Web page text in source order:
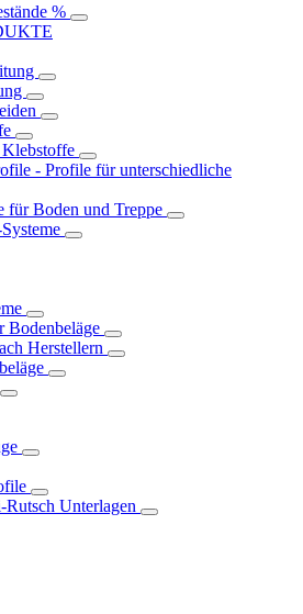
%
- Profile für unterschiedliche
Boden und Treppe
Herstellern
Unterlagen